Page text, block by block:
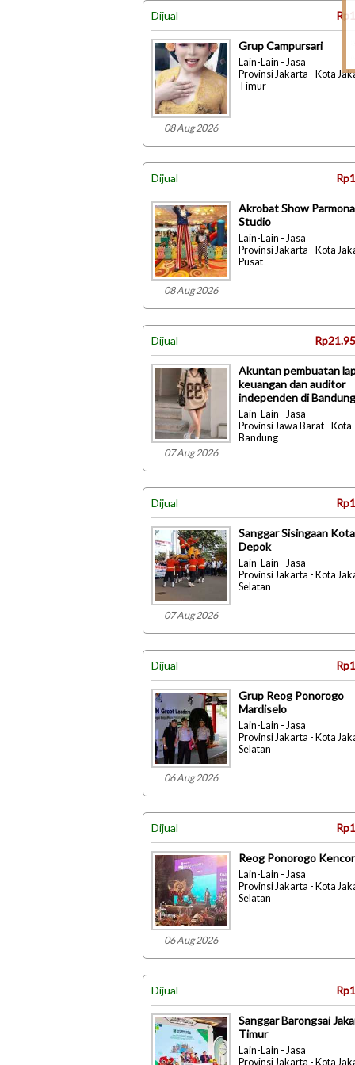
Dijual
08 Aug 2026
Grup Campursari
Lain-Lain - Jasa
Provinsi Jakarta - Kota
Timur
Dijual
08 Aug 2026
Akrobat Show
Studio
Lain-Lain - Jasa
Provinsi Jakarta - Kota
Pusat
Dijual
07 Aug 2026
Akuntan pembuatan
keuangan dan auditor
independen di Bandung
Lain-Lain - Jasa
Provinsi Jawa Barat - Kota
Bandung
Dijual
07 Aug 2026
Sanggar Sisingaan Kota
Depok
Lain-Lain - Jasa
Provinsi Jakarta - Kota
Selatan
Dijual
06 Aug 2026
Grup Reog Ponorogo
Mardiselo
Lain-Lain - Jasa
Provinsi Jakarta - Kota
Selatan
Dijual
06 Aug 2026
Reog Ponorogo
Lain-Lain - Jasa
Provinsi Jakarta - Kota
Selatan
Dijual
Sanggar Barongsai
Timur
Lain-Lain - Jasa
Provinsi Jakarta - Kota